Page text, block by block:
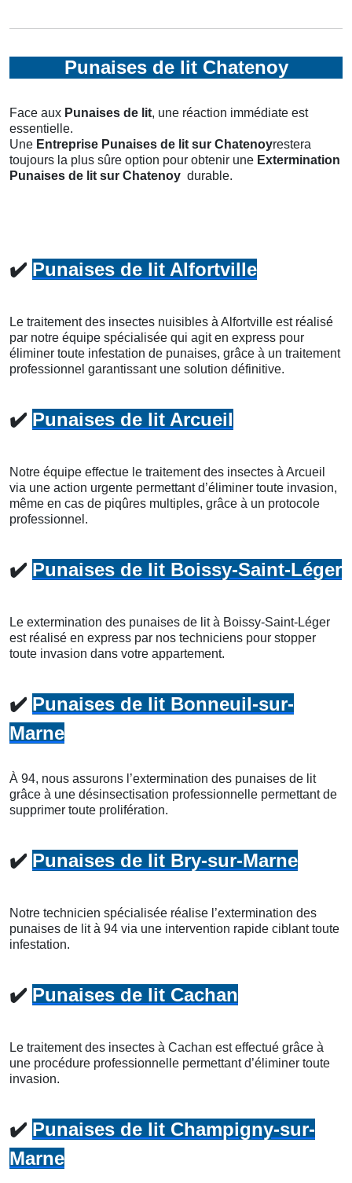
Punaises de lit Chatenoy
Face aux Punaises de lit, une réaction immédiate est
essentielle.
Une Entreprise Punaises de lit sur Chatenoyrestera
toujours la plus sûre option pour obtenir une Extermination
Punaises de lit sur Chatenoy durable.
✔️ Punaises de lit Alfortville
Le traitement des insectes nuisibles à Alfortville est réalisé
par notre équipe spécialisée qui agit en express pour
éliminer toute infestation de punaises, grâce à un traitement
professionnel garantissant une solution définitive.
✔️ Punaises de lit Arcueil
Notre équipe effectue le traitement des insectes à Arcueil
via une action urgente permettant d’éliminer toute invasion,
même en cas de piqûres multiples, grâce à un protocole
professionnel.
✔️ Punaises de lit Boissy-Saint-Léger
Le extermination des punaises de lit à Boissy-Saint-Léger
est réalisé en express par nos techniciens pour stopper
toute invasion dans votre appartement.
✔️ Punaises de lit Bonneuil-sur-
Marne
À 94, nous assurons l’extermination des punaises de lit
grâce à une désinsectisation professionnelle permettant de
supprimer toute prolifération.
✔️ Punaises de lit Bry-sur-Marne
Notre technicien spécialisée réalise l’extermination des
punaises de lit à 94 via une intervention rapide ciblant toute
infestation.
✔️ Punaises de lit Cachan
Le traitement des insectes à Cachan est effectué grâce à
une procédure professionnelle permettant d’éliminer toute
invasion.
✔️ Punaises de lit Champigny-sur-
Marne